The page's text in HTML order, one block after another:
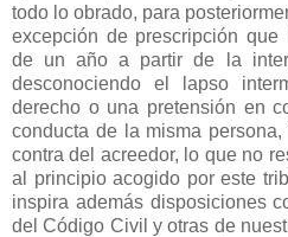
todo lo obrado, para
excepción de prescripción
de un año a partir de la
desconociendo el lapso
derecho o una pretensión en
conducta de la misma
contra del acreedor, lo que no
al principio acogido por este
inspira además disposiciones
del Código Civil y otras de